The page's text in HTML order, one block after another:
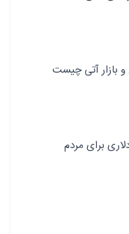
و بازار آتی چیست
برای مردم